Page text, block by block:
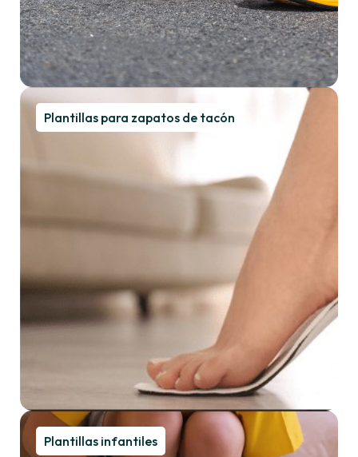
Plantillas para zapatos de tacón
Plantillas infantiles